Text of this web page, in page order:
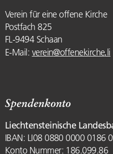
Verein für eine offene Kirche
Postfach 825
FL-9494 Schaan
E-Mail: verein@offenekirche.li
Spendenkonto
Liechtensteinische
IBAN: LI08 0880 0000 0186
Konto Nummer: 186.099.86